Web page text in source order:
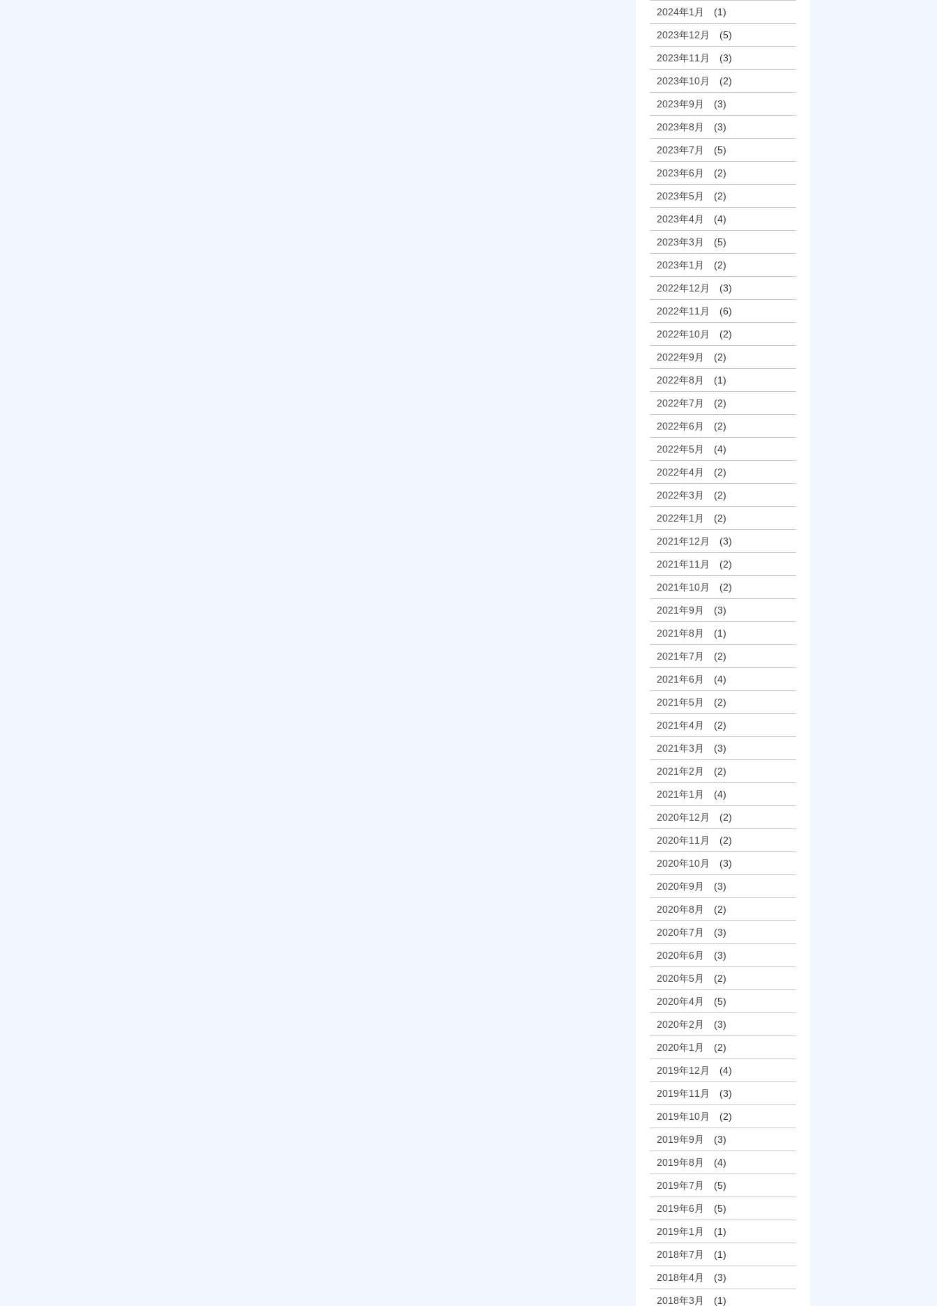
2024年1月 (1)
2023年12月 (5)
2023年11月 (3)
2023年10月 (2)
2023年9月 (3)
2023年8月 (3)
2023年7月 (5)
2023年6月 (2)
2023年5月 (2)
2023年4月 (4)
2023年3月 (5)
2023年1月 (2)
2022年12月 (3)
2022年11月 (6)
2022年10月 (2)
2022年9月 (2)
2022年8月 (1)
2022年7月 (2)
2022年6月 (2)
2022年5月 (4)
2022年4月 (2)
2022年3月 (2)
2022年1月 (2)
2021年12月 (3)
2021年11月 (2)
2021年10月 (2)
2021年9月 (3)
2021年8月 (1)
2021年7月 (2)
2021年6月 (4)
2021年5月 (2)
2021年4月 (2)
2021年3月 (3)
2021年2月 (2)
2021年1月 (4)
2020年12月 (2)
2020年11月 (2)
2020年10月 (3)
2020年9月 (3)
2020年8月 (2)
2020年7月 (3)
2020年6月 (3)
2020年5月 (2)
2020年4月 (5)
2020年2月 (3)
2020年1月 (2)
2019年12月 (4)
2019年11月 (3)
2019年10月 (2)
2019年9月 (3)
2019年8月 (4)
2019年7月 (5)
2019年6月 (5)
2019年1月 (1)
2018年7月 (1)
2018年4月 (3)
2018年3月 (1)